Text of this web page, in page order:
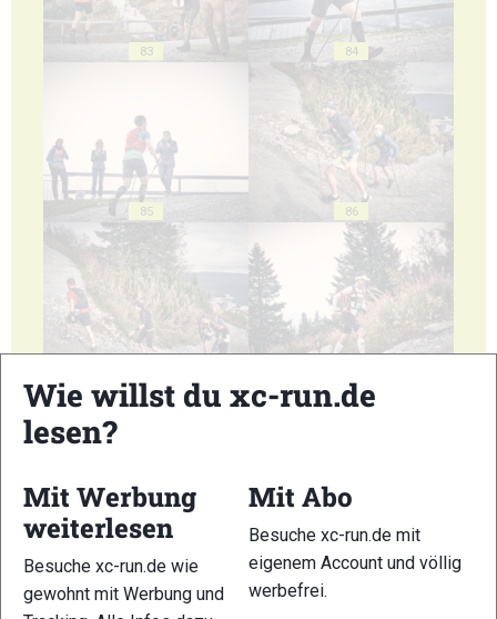
83 84
85 86
89 90
Wie willst du xc-run.de
lesen?
Mit Werbung
weiterlesen
Besuche xc-run.de wie
gewohnt mit Werbung und
Mit Abo
Besuche xc-run.de mit
eigenem Account und völlig
werbefrei.